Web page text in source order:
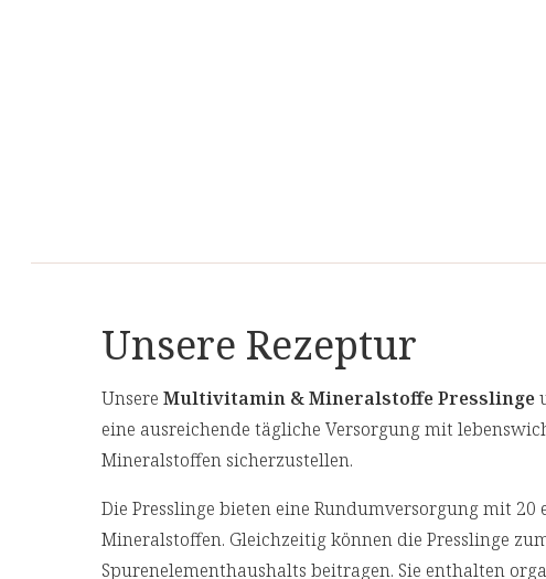
Unsere Rezeptur
Unsere Multivitamin & Mineralstoffe Presslinge
eine ausreichende tägliche Versorgung mit
Mineralstoffen sicherzustellen.
Die Presslinge bieten eine Rundumversorgung mit
Mineralstoffen. Gleichzeitig können die Presslinge
Spurenelementhaushalts beitragen. Sie enthalten